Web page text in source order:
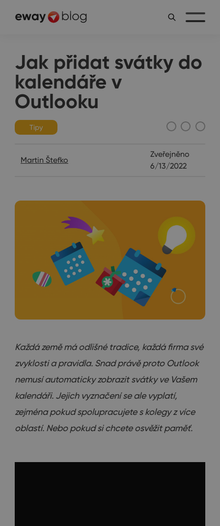
Jak přidat svátky do
kalendáře v
Outlooku
Tipy
Martin Štefko
Zveřejněno
6/13/2022
Každá země má odlišné tradice, každá firma své
zvyklosti a pravidla. Snad právě proto Outlook
nemusí automaticky zobrazit svátky ve Vašem
kalendáři. Jejich vyznačení se ale vyplatí,
zejména pokud spolupracujete s kolegy z více
oblastí. Nebo pokud si chcete osvěžit paměť.